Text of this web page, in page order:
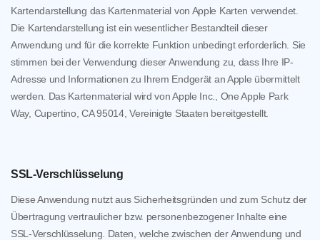
Kartendarstellung das Kartenmaterial von Apple Karten verwendet.
Die Kartendarstellung ist ein wesentlicher Bestandteil dieser
Anwendung und für die korrekte Funktion unbedingt erforderlich. Sie
stimmen bei der Verwendung dieser Anwendung zu, dass Ihre IP-
Adresse und Informationen zu Ihrem Endgerät an Apple übermittelt
werden. Das Kartenmaterial wird von Apple Inc., One Apple Park
Way, Cupertino, CA 95014, Vereinigte Staaten bereitgestellt.
SSL-Verschlüsselung
Diese Anwendung nutzt aus Sicherheitsgründen und zum Schutz der
Übertragung vertraulicher bzw. personenbezogener Inhalte eine
SSL-Verschlüsselung. Daten, welche zwischen der Anwendung und